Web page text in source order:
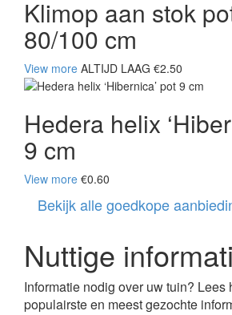
Klimop aan stok
80/100 cm
View more ALTIJD LAAG €2.50
Hedera helix
9 cm
View more €0.60
Bekijk alle goedkope
Nuttige
Informatie nodig over uw tuin? Lees
populairste en meest gezochte